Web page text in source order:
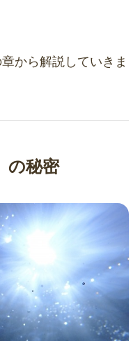
から解説していきま
の秘密